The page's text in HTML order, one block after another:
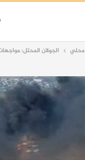
محلي الجولان المحتل: